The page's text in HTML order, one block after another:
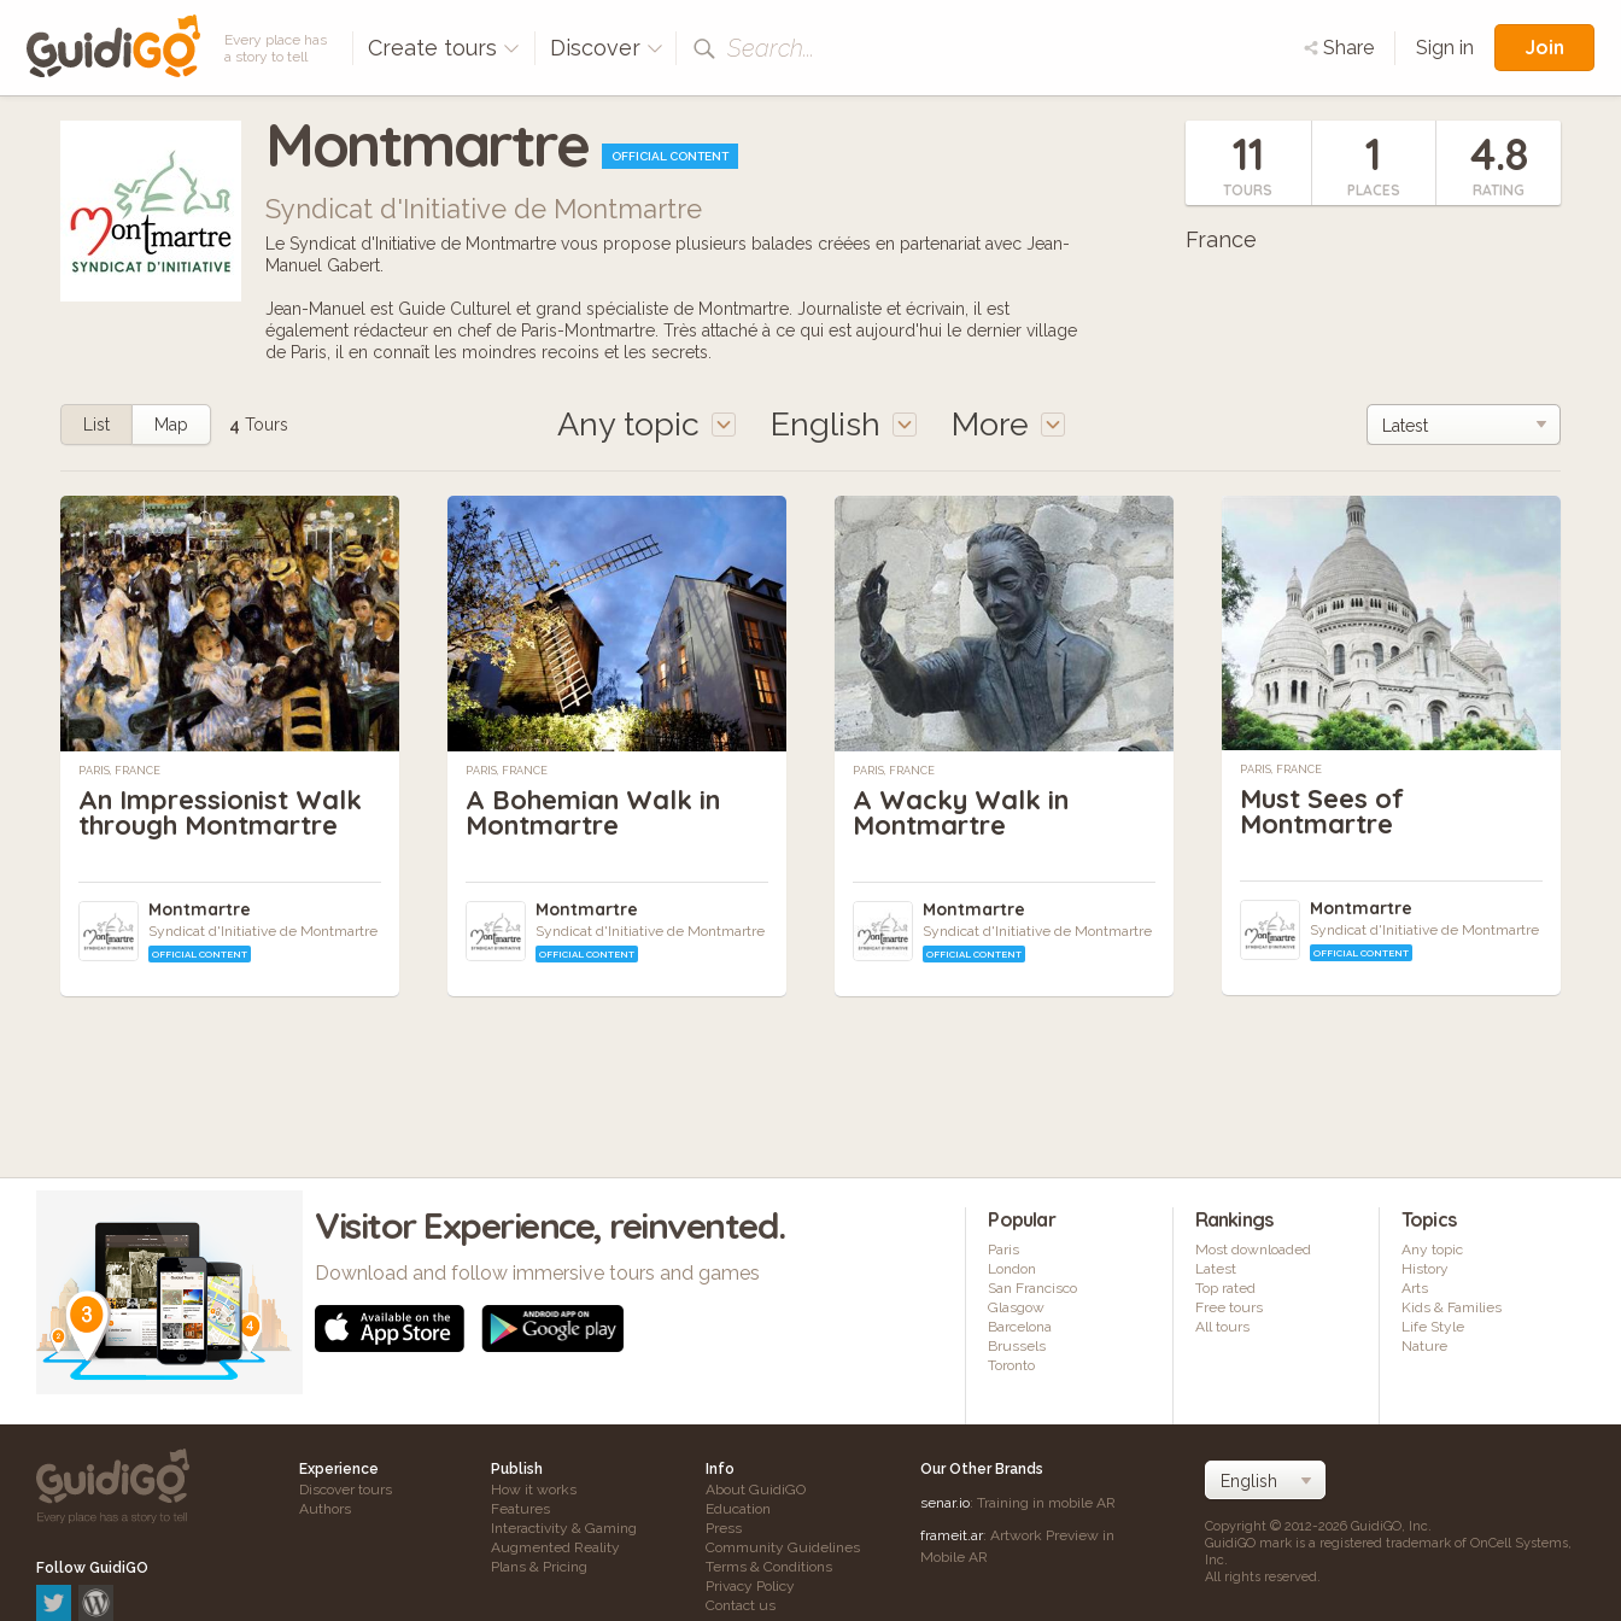
Every place has
a story to tell
Create tours Discover Search... Share Sign in Join
Montmartre OFFICIAL CONTENT
Syndicat d'Initiative de Montmartre
Le Syndicat d'Initiative de Montmartre vous propose plusieurs balades créées en partenariat avec Jean-
Manuel Gabert.
Jean-Manuel est Guide Culturel et grand spécialiste de Montmartre. Journaliste et écrivain, il est
également rédacteur en chef de Paris-Montmartre. Très attaché à ce qui est aujourd'hui le dernier village
de Paris, il en connaît les moindres recoins et les secrets.
11
TOURS
1
PLACES
4.8
RATING
France
Any topic English More
List Map 4 Tours
PARIS, FRANCE
An Impressionist Walk
through Montmartre
Montmartre
Syndicat d'Initiative de Montmartre
OFFICIAL CONTENT
PARIS, FRANCE
A Bohemian Walk in
Montmartre
Montmartre
Syndicat d'Initiative de Montmartre
OFFICIAL CONTENT
PARIS, FRANCE
A Wacky Walk in
Montmartre
Montmartre
Syndicat d'Initiative de Montmartre
OFFICIAL CONTENT
PARIS, FRANCE
Must Sees of
Montmartre
Montmartre
Syndicat d'Initiative de Montmartre
OFFICIAL CONTENT
Visitor Experience, reinvented.
Download and follow immersive tours and games
Popular
Paris
London
San Francisco
Glasgow
Barcelona
Brussels
Toronto
Rankings
Most downloaded
Latest
Top rated
Free tours
All tours
Topics
Any topic
History
Arts
Kids & Families
Life Style
Nature
Follow GuidiGO
Experience
Discover tours
Authors
Publish
How it works
Features
Interactivity & Gaming
Augmented Reality
Plans & Pricing
Info
About GuidiGO
Education
Press
Community Guidelines
Terms & Conditions
Privacy Policy
Contact us
Our Other Brands
senar.io: Training in mobile AR
frameit.ar: Artwork Preview in
Mobile AR
Copyright © 2012-2026 GuidiGO, Inc.
GuidiGO mark is a registered trademark of OnCell Systems,
Inc.
All rights reserved.